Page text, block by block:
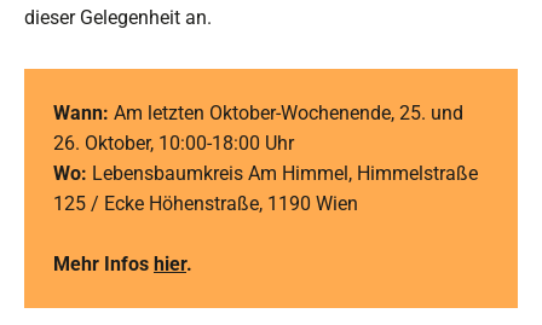
dieser Gelegenheit an.
Wann: Am letzten Oktober-Wochenende, 25. und
26. Oktober, 10:00-18:00 Uhr
Wo: Lebensbaumkreis Am Himmel, Himmelstraße
125 / Ecke Höhenstraße, 1190 Wien
Mehr Infos hier.